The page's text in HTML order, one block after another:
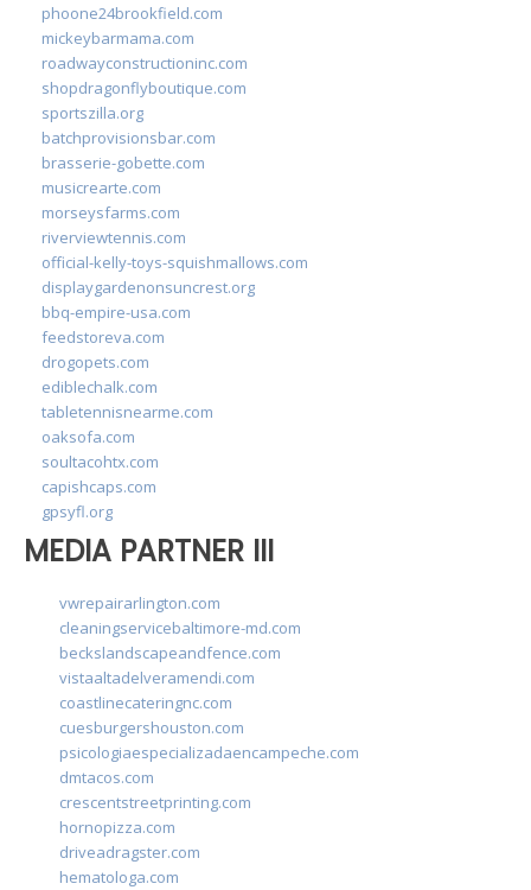
phoone24brookfield.com
mickeybarmama.com
roadwayconstructioninc.com
shopdragonflyboutique.com
sportszilla.org
batchprovisionsbar.com
brasserie-gobette.com
musicrearte.com
morseysfarms.com
riverviewtennis.com
official-kelly-toys-squishmallows.com
displaygardenonsuncrest.org
bbq-empire-usa.com
feedstoreva.com
drogopets.com
ediblechalk.com
tabletennisnearme.com
oaksofa.com
soultacohtx.com
capishcaps.com
gpsyfl.org
MEDIA PARTNER III
vwrepairarlington.com
cleaningservicebaltimore-md.com
beckslandscapeandfence.com
vistaaltadelveramendi.com
coastlinecateringnc.com
cuesburgershouston.com
psicologiaespecializadaencampeche.com
dmtacos.com
crescentstreetprinting.com
hornopizza.com
driveadragster.com
hematologa.com